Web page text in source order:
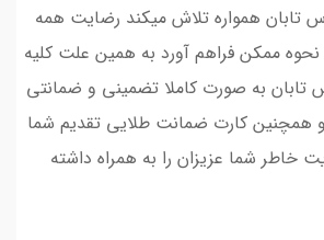
تابان همواره تلاش میکند رضایت همه
نحوه ممکن فراهم آورد به همین علت کلیه
تابان به صورت کاملا تضمینی و ضمانتی
و همچنین کارت ضمانت طلایی تقدیم شما
خاطر شما عزیزان را به همراه داشته